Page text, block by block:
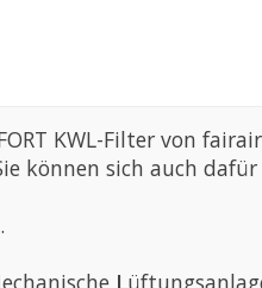
KWL-Filter von
können sich auch
echanische L